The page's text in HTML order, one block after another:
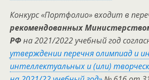
Конкурс «Портфолио» входит в
рекомендованных
РФна 2021/2022 учебный год
утверждении перечня олимпиад и
интеллектуальных и (или)